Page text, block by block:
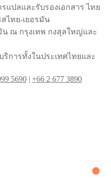
แปลและรับรองเอกสาร ไทย
ไทย-เยอรมัน
น ณ กรุงเทพ กงสุลใหญ่และ
การทั้งในประเทศไทยและ
5690 | +66 2 677 3890